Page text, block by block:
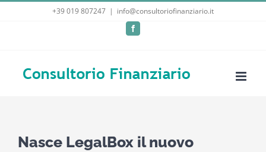
+39 019 807247 | info@consultoriofinanziario.it
Facebook
Nasce LegalBox il nuovo